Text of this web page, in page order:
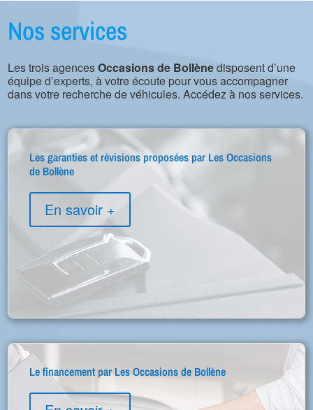
Nos services
Les trois agencesOccasions de Bollènedisposent d’une
équipe d’experts, à votre écoute pour vous accompagner
dans votre recherche de véhicules. Accédez à nos services.
Les garanties et révisions proposées par Les Occasions
de Bollène
En savoir +
Le financement par Les Occasions de Bollène